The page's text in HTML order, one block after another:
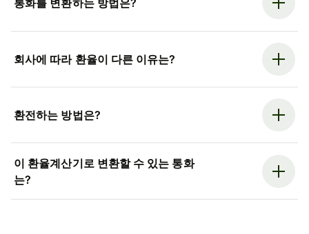
통화를 변환하는 방법은?
회사에 따라 환율이 다른 이유는?
환전하는 방법은?
이 환율계산기로 변환할 수 있는 통화
는?